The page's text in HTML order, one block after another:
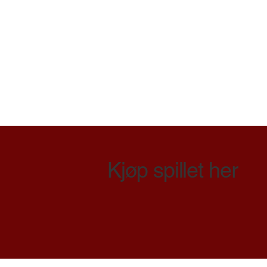
Kjøp spillet her